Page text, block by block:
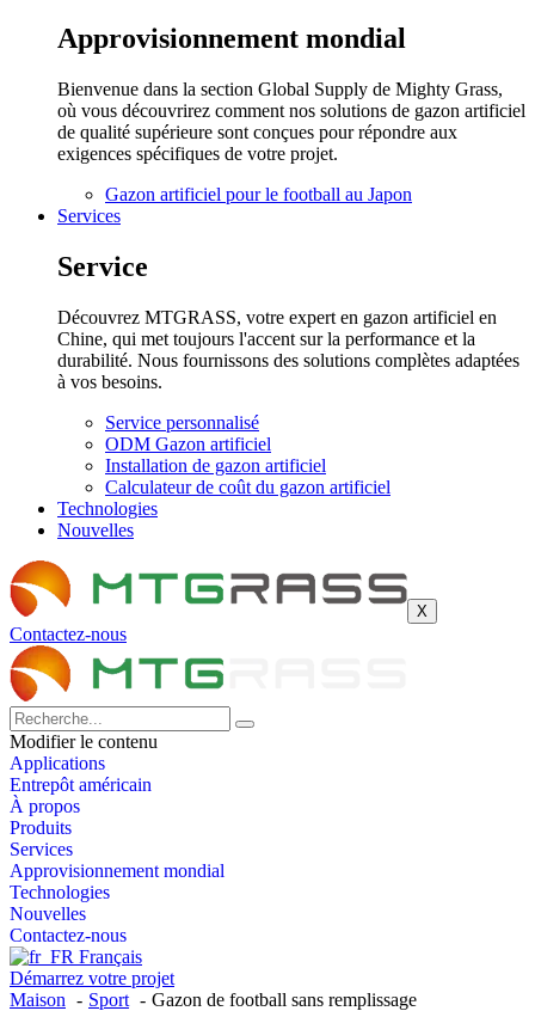
Approvisionnement mondial
Bienvenue dans la section Global Supply de Mighty Grass,
où vous découvrirez comment nos solutions de gazon artificiel
de qualité supérieure sont conçues pour répondre aux
exigences spécifiques de votre projet.
Gazon artificiel pour le football au Japon
Services
Service
Découvrez MTGRASS, votre expert en gazon artificiel en
Chine, qui met toujours l'accent sur la performance et la
durabilité. Nous fournissons des solutions complètes adaptées
à vos besoins.
Service personnalisé
ODM Gazon artificiel
Installation de gazon artificiel
Calculateur de coût du gazon artificiel
Technologies
Nouvelles
X
Contactez-nous
Modifier le contenu
Applications
Entrepôt américain
À propos
Produits
Services
Approvisionnement mondial
Technologies
Nouvelles
Contactez-nous
Français
Démarrez votre projet
Maison
Sport Gazon de football sans remplissage